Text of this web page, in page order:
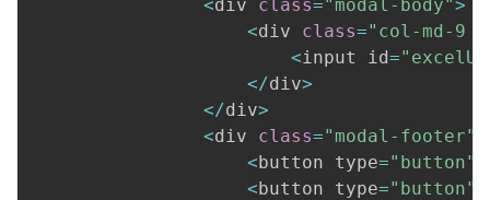
<div class="modal-body">
<div class="col-md-9
<input id=
</div>
</div>
<div class="modal-footer"
<button type="button"
<button type="button"